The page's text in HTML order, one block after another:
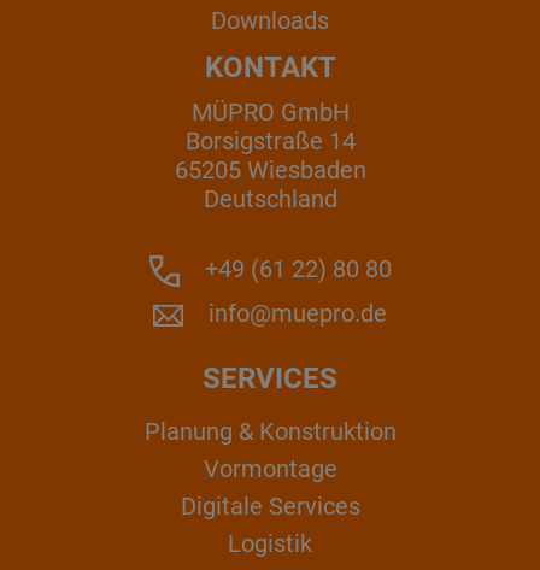
Downloads
KONTAKT
MÜPRO GmbH
Borsigstraße 14
65205 Wiesbaden
Deutschland
+49 (61 22) 80 80
info@muepro.de
SERVICES
Planung & Konstruktion
Vormontage
Digitale Services
Logistik